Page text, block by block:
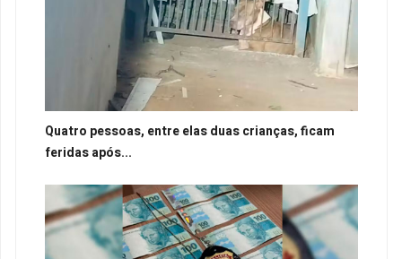
Quatro pessoas, entre elas duas crianças, ficam
feridas após...